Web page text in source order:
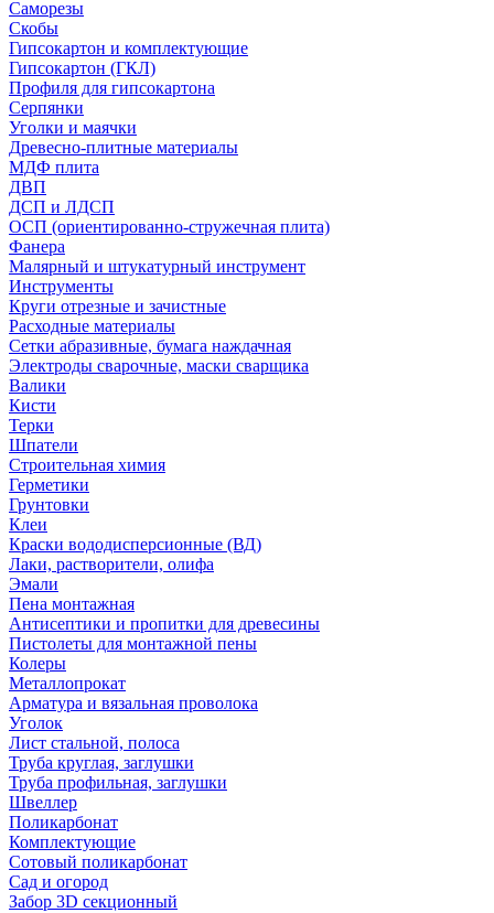
Саморезы
Скобы
Гипсокартон и комплектующие
Гипсокартон (ГКЛ)
Профиля для гипсокартона
Серпянки
Уголки и маячки
Древесно-плитные материалы
МДФ плита
ДВП
ДСП и ЛДСП
ОСП (ориентированно-стружечная плита)
Фанера
Малярный и штукатурный инструмент
Инструменты
Круги отрезные и зачистные
Расходные материалы
Сетки абразивные, бумага наждачная
Электроды сварочные, маски сварщика
Валики
Кисти
Терки
Шпатели
Строительная химия
Герметики
Грунтовки
Клеи
Краски вододисперсионные (ВД)
Лаки, растворители, олифа
Эмали
Пена монтажная
Антисептики и пропитки для древесины
Пистолеты для монтажной пены
Колеры
Металлопрокат
Арматура и вязальная проволока
Уголок
Лист стальной, полоса
Труба круглая, заглушки
Труба профильная, заглушки
Швеллер
Поликарбонат
Комплектующие
Сотовый поликарбонат
Сад и огород
Забор 3D секционный